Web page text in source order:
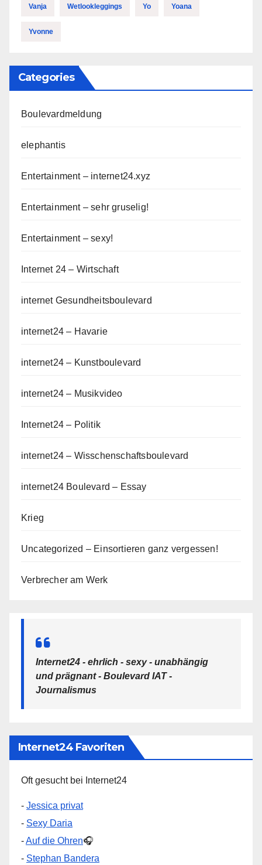
Vanja Wetlookleggings Yo Yoana
Yvonne
Categories
Boulevardmeldung
elephantis
Entertainment – internet24.xyz
Entertainment – sehr gruselig!
Entertainment – sexy!
Internet 24 – Wirtschaft
internet Gesundheitsboulevard
internet24 – Havarie
internet24 – Kunstboulevard
internet24 – Musikvideo
Internet24 – Politik
internet24 – Wisschenschaftsboulevard
internet24 Boulevard – Essay
Krieg
Uncategorized – Einsortieren ganz vergessen!
Verbrecher am Werk
Internet24 - ehrlich - sexy - unabhängig
und prägnant - Boulevard IAT -
Journalismus
Internet24 Favoriten
Oft gesucht bei Internet24
- Jessica privat
- Sexy Daria
-Auf die Ohren🎧
- Stephan Bandera